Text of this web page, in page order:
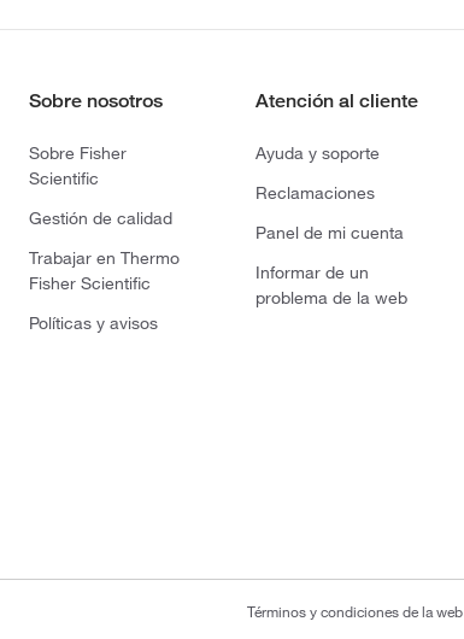
Sobre nosotros
Sobre Fisher
Scientific
Gestión de calidad
Trabajar en Thermo
Fisher Scientific
Políticas y avisos
Atención al cliente
Ayuda y soporte
Reclamaciones
Panel de mi cuenta
Informar de un
problema de la web
Términos y condiciones de la web